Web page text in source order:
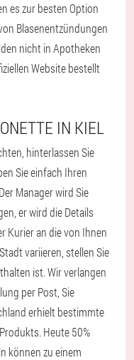
es zur besten Option
Blasenentzündungen
nicht in Apotheken
Website bestellt
IN KIEL
hinterlassen Sie
Sie einfach Ihren
Manager wird Sie
er wird die Details
Kurier an die von Ihnen
variieren, stellen Sie
ist. Wir verlangen
per Post, Sie
erhielt bestimmte
Heute 50%
können zu einem